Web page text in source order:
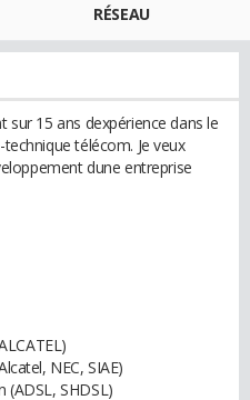
RÉSEAU
15 ans dexpérience dans le
télécom. Je veux
dune entreprise
NEC, SIAE)
(ADSL, SHDSL)